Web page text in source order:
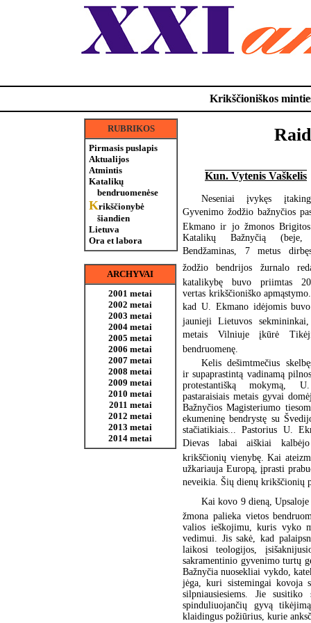
Krikščioniškos
RUBRIKOS
Pirmasis puslapis
Aktualijos
Atmintis
Katalikų
bendruomenėse
Krikščionybė
šiandien
Lietuva
Ora et labora
ARCHYVAI
2001 metai
2002 metai
2003 metai
2004 metai
2005 metai
2006 metai
2007 metai
2008 metai
2009 metai
2010 metai
2011 metai
2012 metai
2013 metai
2014 metai
Kun. Vytenis Vaškelis
Neseniai įvykęs
Gyvenimo žodžio bažnyčios
Ekmano ir jo žmonos
Katalikų Bažnyčią
Bendžaminas, 7 metus
žodžio bendrijos žurnalo
katalikybę buvo priimtas
vertas krikščioniško
kad U. Ekmano idėjomis buvo
jaunieji Lietuvos
metais Vilniuje įkūrė
bendruomenę.
Kelis dešimtmečius
ir supaprastintą vadinamą
protestantišką mokymą,
pastaraisiais metais gyvai
Bažnyčios Magisteriumo
ekumeninę bendrystę su
stačiatikiais... Pastorius U.
Dievas labai aiškiai
krikščionių vienybę. Kai
užkariauja Europą, įprasti
neveikia. Šių dienų krikščionių
Kai kovo 9 dieną, Upsaloje
žmona palieka vietos
valios ieškojimu, kuris vyko
vedimui. Jis sakė, kad
laikosi teologijos,
sakramentinio gyvenimo turtų
Bažnyčia nuosekliai vykdo,
jėga, kuri sistemingai kovoja
silpniausiesiems. Jie
spinduliuojančių gyvą
klaidingus požiūrius, kurie